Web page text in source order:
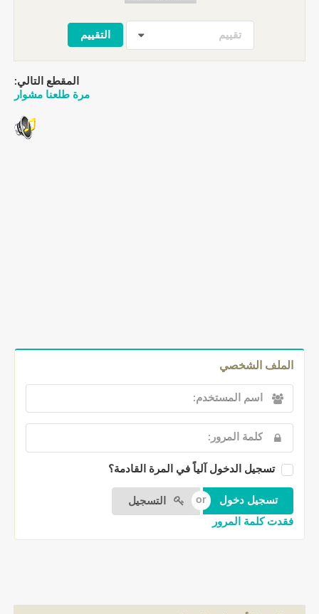
تقييم
المقطع التالي:
مرة طلعنا مشوار
الملف الشخصي
تسجيل الدخول آلياً في المرة القادمة؟
التسجيل
فقدت كلمة المرور